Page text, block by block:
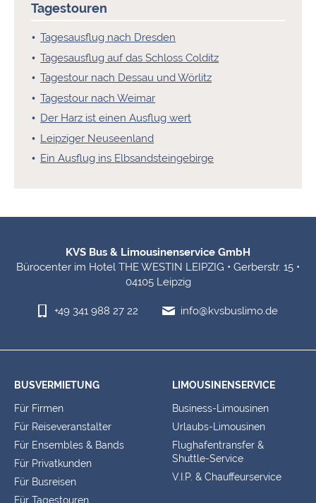
Tagestouren
Tagesausflug nach Dresden
Tagesausflug auf das Schloss Colditz
Tagestour nach Dessau und Wörlitz
Tagestour nach Weimar
Der Harz ist einen Ausflug wert
Leipziger Neuseenland
Ein Ausflug ins Elbsandsteingebirge
KVS Bus & Limousinenservice GmbH
Bürocenter im Hotel THE WESTIN LEIPZIG • Gerberstr. 15 •
04105 Leipzig
+49 341 988 27 22 info@kvsbuslimo.de
BUSVERMIETUNG
Für Firmen
Für Reiseveranstalter
Für Ensembles & Bands
Für Privatkunden
Für Busreisen
Für Tagestouren
LIMOUSINENSERVICE
Business-Limousinen
Urlaubs-Limousinen
Flughafentransfer &
Shuttle-Service
V.I.P. & Chauffeurservice